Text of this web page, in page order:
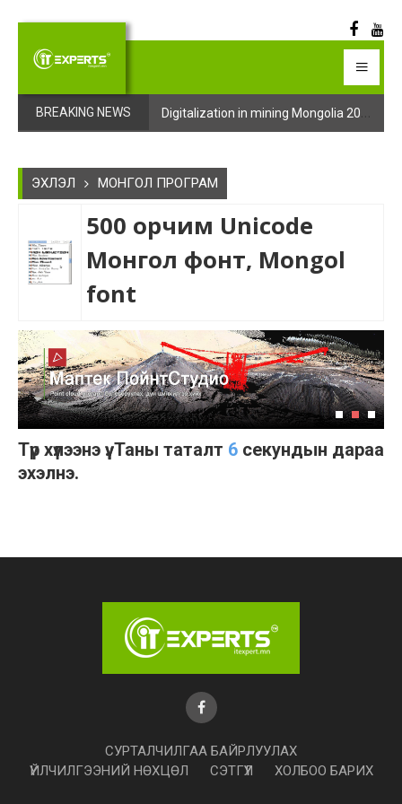
BREAKING NEWS
Digitalization in mining Mongolia 2025 арга хэмжээний бүртгэл эхэллээ Digitalization in mining Mongolia 2025 арга хэмжээний бүртгэл эхэллээ
ЭХЛЭЛ МОНГОЛ ПРОГРАМ
500 орчим Unicode
Монгол фонт, Mongol
font
Түр хүлээнэ үү. Таны таталт 6 секундын дараа
эхэлнэ.
СУРТАЛЧИЛГАА БАЙРЛУУЛАХ
ҮЙЛЧИЛГЭЭНИЙ НӨХЦӨЛ
СЭТГҮҮЛ ХОЛБОО БАРИХ